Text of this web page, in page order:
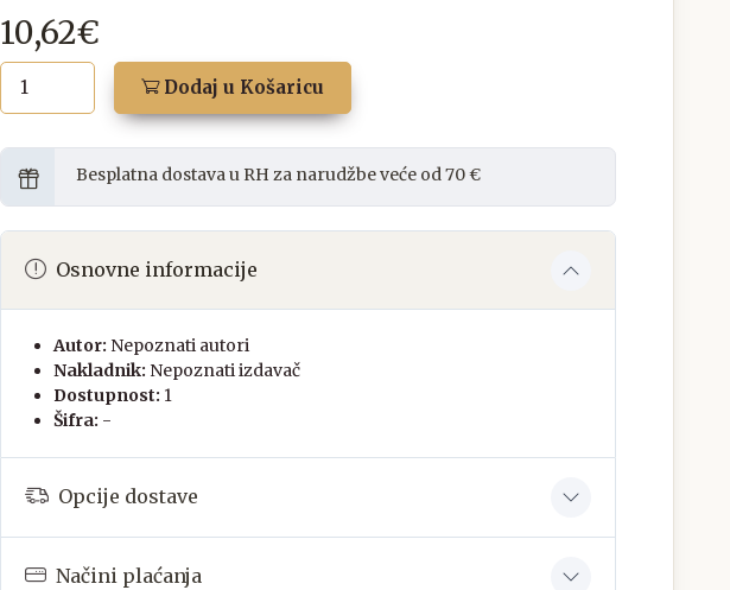
10,62€
Dodaj u Košaricu
Besplatna dostava u RH za narudžbe veće od 70 €
Osnovne informacije
Autor: Nepoznati autori
Nakladnik: Nepoznati izdavač
Dostupnost: 1
Šifra: -
Opcije dostave
Načini plaćanja